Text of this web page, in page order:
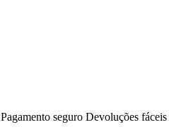
Pagamento seguro Devoluções fáceis